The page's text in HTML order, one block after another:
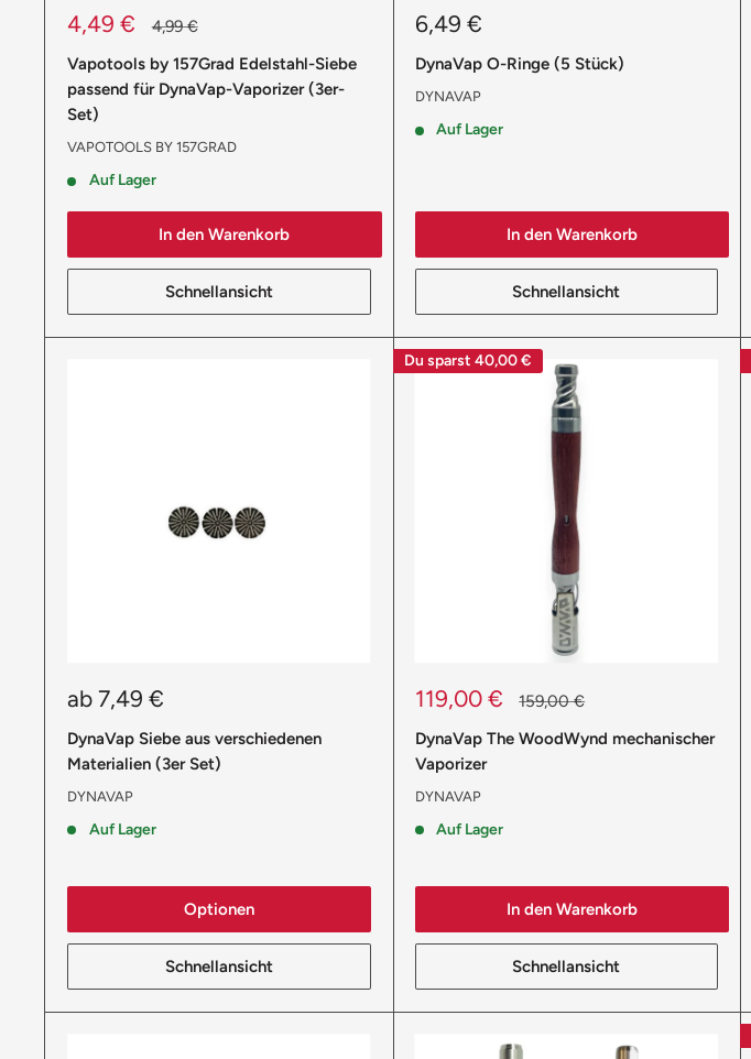
Sonderpreis
4,49 € Normalpreis
4,99 €
Vapotools by 157Grad Edelstahl-Siebe
passend für DynaVap-Vaporizer (3er-
Set)
VAPOTOOLS BY 157GRAD
Auf Lager
In den Warenkorb
Schnellansicht
Sonderpreis
6,49 €
DynaVap O-Ringe (5 Stück)
DYNAVAP
Auf Lager
In den Warenkorb
Schnellansicht
Sonderpreis
ab 7,49 €
DynaVap Siebe aus verschiedenen
Materialien (3er Set)
DYNAVAP
Auf Lager
Optionen
Schnellansicht
Du sparst 40,00 €
Sonderpreis
119,00 € Normalpreis
159,00 €
DynaVap The WoodWynd mechanischer
Vaporizer
DYNAVAP
Auf Lager
In den Warenkorb
Schnellansicht